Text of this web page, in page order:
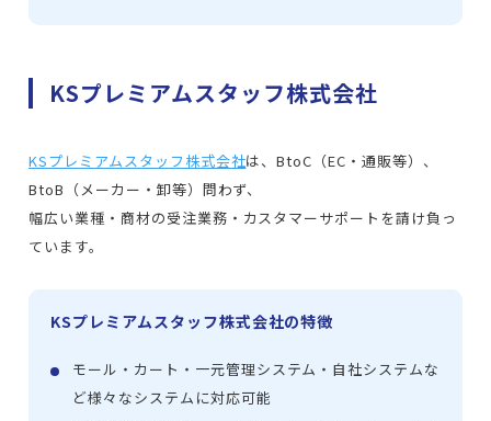
KSプレミアムスタッフ株式会社
KSプレミアムスタッフ株式会社は、BtoC（EC・通販等）、
BtoB（メーカー・卸等）問わず、
幅広い業種・商材の受注業務・カスタマーサポートを請け負っ
ています。
KSプレミアムスタッフ株式会社の特徴
モール・カート・一元管理システム・自社システムな
ど様々なシステムに対応可能